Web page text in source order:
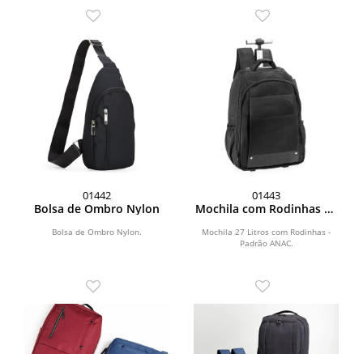
01442
Bolsa de Ombro Nylon
Bolsa de Ombro Nylon.
01443
Mochila com Rodinhas 27
Mochila 27 Litros com Rodinhas -
Padrão ANAC.